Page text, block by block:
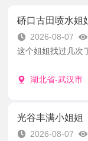
硚口古田喷水姐
2026-08-07
这个姐姐找过几次
湖北省-武汉市
光谷丰满小姐姐
2026-08-07